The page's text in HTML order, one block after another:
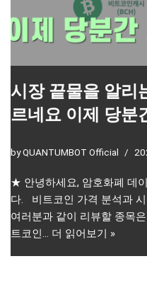
시장 끝물을 알리
르네요 이제 당분
byQUANTUMBOT Official
★ 안녕하세요, 암호화폐 데
다. 비트코인 가격 분석과
여러분과 같이 리뷰할 종목
트코인… 더 읽어보기 »